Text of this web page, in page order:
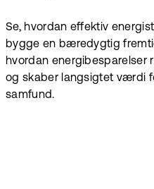
Se, hvordan effektiv
bygge en bæredygtig
hvordan energibesparelser
og skaber langsigtet værdi
samfund.